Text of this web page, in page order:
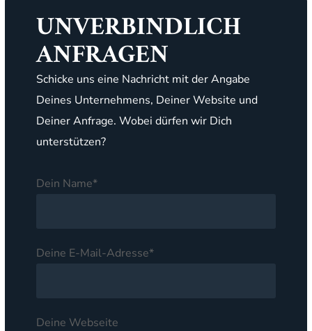
UNVERBINDLICH
ANFRAGEN
Schicke uns eine Nachricht mit der Angabe
Deines Unternehmens, Deiner Website und
Deiner Anfrage. Wobei dürfen wir Dich
unterstützen?
Dein Name*
Deine E-Mail-Adresse*
Deine Webseite